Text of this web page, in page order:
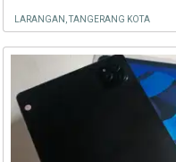
LARANGAN, TANGERANG KOTA